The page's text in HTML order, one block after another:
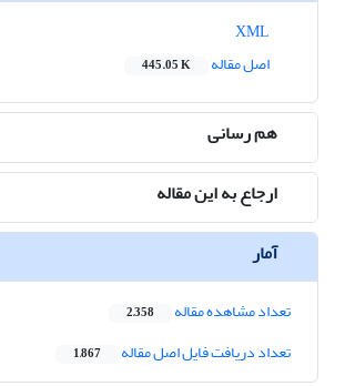
اصل مقاله
445.05 K
هم رسانی
ارجاع به این مقاله
آمار
تعداد مشاهده مقاله 2,358
تعداد دریافت فایل اصل مقاله 1,867